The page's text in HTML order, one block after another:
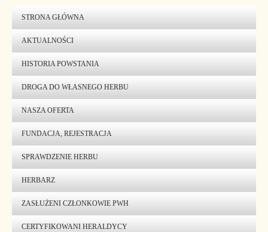
STRONA GŁÓWNA
AKTUALNOŚCI
HISTORIA POWSTANIA
DROGA DO WŁASNEGO HERBU
NASZA OFERTA
FUNDACJA, REJESTRACJA
SPRAWDZENIE HERBU
HERBARZ
ZASŁUŻENI CZŁONKOWIE PWH
CERTYFIKOWANI HERALDYCY